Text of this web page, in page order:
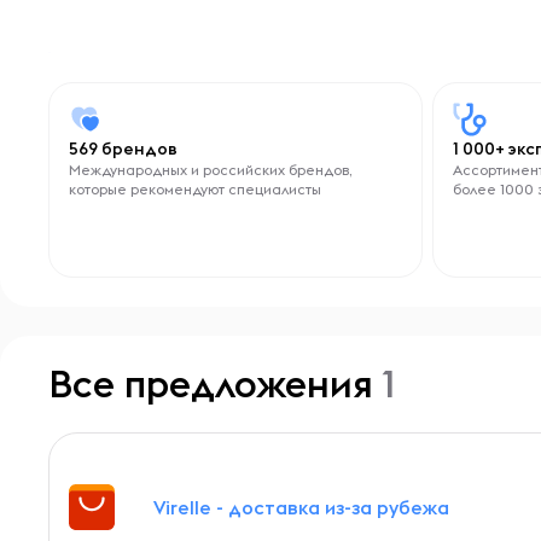
569 брендов
Международных и российских брендов,
которые рекомендуют специалисты
1 000+
более 1000
Все предложения 1
Virelle - доставка из-за рубежа